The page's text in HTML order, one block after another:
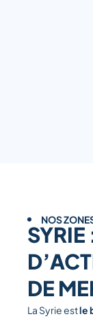
NOS
SYRIE
DE
La Syrie estle